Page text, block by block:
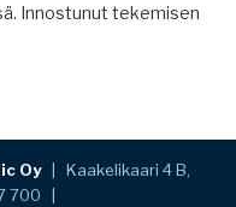
Innostunut tekemisen
Oy| Kaakelikaari 4 B,
700 |